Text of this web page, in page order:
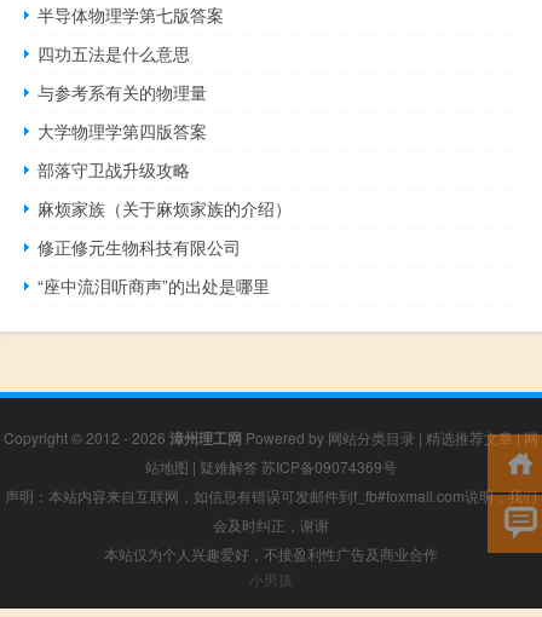
半导体物理学第七版答案
四功五法是什么意思
与参考系有关的物理量
大学物理学第四版答案
部落守卫战升级攻略
麻烦家族（关于麻烦家族的介绍）
修正修元生物科技有限公司
“座中流泪听商声”的出处是哪里
Copyright © 2012 - 2026 漳州理工网 Powered by 网站分类目录 | 精选推荐文章|网
站地图 | 疑难解答 苏ICP备09074369号
声明：本站内容来自互联网，如信息有错误可发邮件到f_fb#foxmail.com说明，我们
会及时纠正，谢谢
本站仅为个人兴趣爱好，不接盈利性广告及商业合作
小男孩